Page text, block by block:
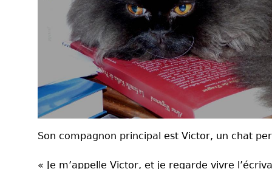
Son compagnon principal est Victor, un chat
« Je m’appelle Victor, et je regarde vivre